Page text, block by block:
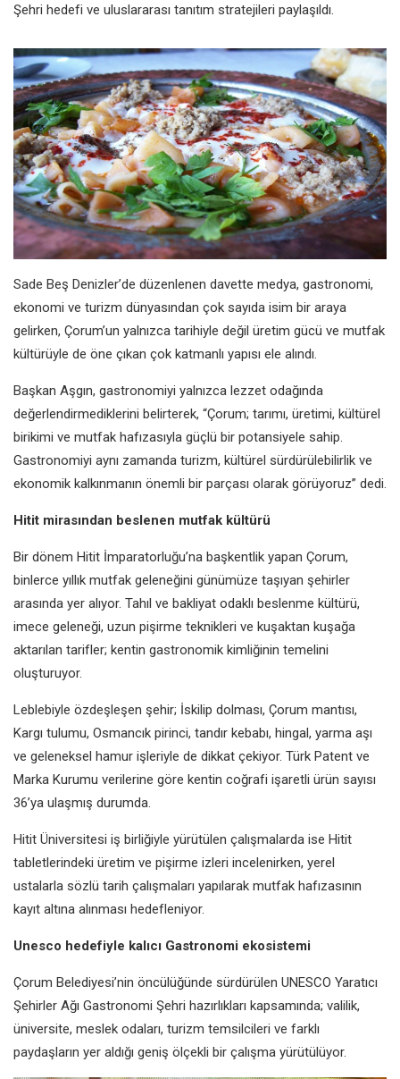
Şehri hedefi ve uluslararası tanıtım stratejileri paylaşıldı.
Sade Beş Denizler’de düzenlenen davette medya, gastronomi,
ekonomi ve turizm dünyasından çok sayıda isim bir araya
gelirken, Çorum’un yalnızca tarihiyle değil üretim gücü ve mutfak
kültürüyle de öne çıkan çok katmanlı yapısı ele alındı.
Başkan Aşgın, gastronomiyi yalnızca lezzet odağında
değerlendirmediklerini belirterek, “Çorum; tarımı, üretimi, kültürel
birikimi ve mutfak hafızasıyla güçlü bir potansiyele sahip.
Gastronomiyi aynı zamanda turizm, kültürel sürdürülebilirlik ve
ekonomik kalkınmanın önemli bir parçası olarak görüyoruz” dedi.
Hitit mirasından beslenen mutfak kültürü
Bir dönem Hitit İmparatorluğu’na başkentlik yapan Çorum,
binlerce yıllık mutfak geleneğini günümüze taşıyan şehirler
arasında yer alıyor. Tahıl ve bakliyat odaklı beslenme kültürü,
imece geleneği, uzun pişirme teknikleri ve kuşaktan kuşağa
aktarılan tarifler; kentin gastronomik kimliğinin temelini
oluşturuyor.
Leblebiyle özdeşleşen şehir; İskilip dolması, Çorum mantısı,
Kargı tulumu, Osmancık pirinci, tandır kebabı, hingal, yarma aşı
ve geleneksel hamur işleriyle de dikkat çekiyor. Türk Patent ve
Marka Kurumu verilerine göre kentin coğrafi işaretli ürün sayısı
36’ya ulaşmış durumda.
Hitit Üniversitesi iş birliğiyle yürütülen çalışmalarda ise Hitit
tabletlerindeki üretim ve pişirme izleri incelenirken, yerel
ustalarla sözlü tarih çalışmaları yapılarak mutfak hafızasının
kayıt altına alınması hedefleniyor.
Unesco hedefiyle kalıcı Gastronomi ekosistemi
Çorum Belediyesi’nin öncülüğünde sürdürülen UNESCO Yaratıcı
Şehirler Ağı Gastronomi Şehri hazırlıkları kapsamında; valilik,
üniversite, meslek odaları, turizm temsilcileri ve farklı
paydaşların yer aldığı geniş ölçekli bir çalışma yürütülüyor.